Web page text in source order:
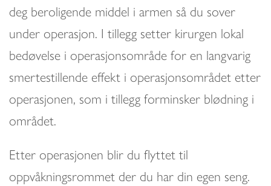
deg beroligende middel i armen så du sover
under operasjon. I tillegg setter kirurgen lokal
bedøvelse i operasjonsområde for en langvarig
smertestillende effekt i operasjonsområdet etter
operasjonen, som i tillegg forminsker blødning i
området.
Etter operasjonen blir du flyttet til
oppvåkningsrommet der du har din egen seng.